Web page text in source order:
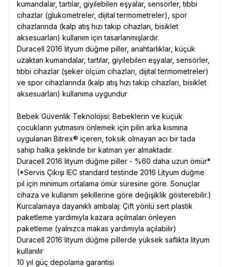
kumandalar, tartılar, giyilebilen eşyalar, sensörler, tıbbi
cihazlar (glukometreler, dijital termometreler), spor
cihazlarında (kalp atış hızı takip cihazları, bisiklet
aksesuarları) kullanım için tasarlanmışlardır.
Duracell 2016 lityum düğme piller, anahtarlıklar, küçük
uzaktan kumandalar, tartılar, giyilebilen eşyalar, sensörler,
tıbbi cihazlar (şeker ölçüm cihazları, dijital termometreler)
ve spor cihazlarında (kalp atış hızı takip cihazları, bisiklet
aksesuarları) kullanıma uygundur
Bebek Güvenlik Teknolojisi: Bebeklerin ve küçük
çocukların yutmasını önlemek için pilin arka kısmına
uygulanan Bitrex® içeren, toksik olmayan acı bir tada
sahip halka şeklinde bir katman yer almaktadır.
Duracell 2016 lityum düğme piller - %60 daha uzun ömür*
(*Servis Çıkışı IEC standard testinde 2016 Lityum düğme
pil için minimum ortalama ömür süresine göre. Sonuçlar
cihaza ve kullanım şekillerine göre değişiklik gösterebilir.)
Kurcalamaya dayanıklı ambalaj: Çift yönlü sert plastik
paketleme yardımıyla kazara açılmaları önleyen
paketleme (yalnızca makas yardımıyla açılabilir)
Duracell 2016 lityum düğme pillerde yüksek saflıkta lityum
kullanılır
10 yıl güç depolama garantisi